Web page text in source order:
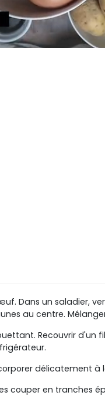
Dans un saladier,
au centre.
Recouvrir d'un
délicatement à
couper en tranches